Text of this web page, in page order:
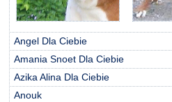
Angel Dla Ciebie
Amania Snoet Dla Ciebie
Azika Alina Dla Ciebie
Anouk